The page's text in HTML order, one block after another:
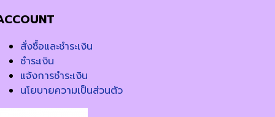
สั่งซื้อและชำระเงิน
ชำระเงิน
แจ้งการชำระเงิน
นโยบายความเป็นส่วนตัว